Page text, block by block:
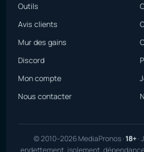
Outils
Avis clients
Mur des gains
Discord
Mon compte
Nous contacter
© 2010–2026 MediaPronos ·18+
endettement, isolement,